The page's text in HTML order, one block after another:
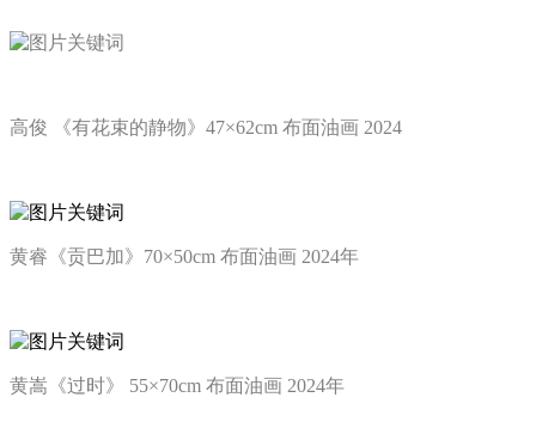
高俊 《有花束的静物》47×62cm 布面油画 2024
黄睿《贡巴加》70×50cm 布面油画 2024年
黄嵩《过时》 55×70cm 布面油画 2024年